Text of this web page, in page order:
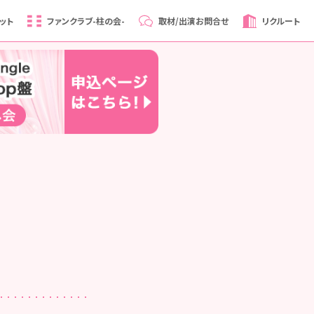
ト ファンクラブ-柱の会- 取材/出演お問合せ リクルート